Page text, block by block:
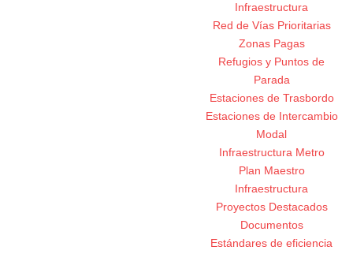
Infraestructura
Red de Vías Prioritarias
Zonas Pagas
Refugios y Puntos de
Parada
Estaciones de Trasbordo
Estaciones de Intercambio
Modal
Infraestructura Metro
Plan Maestro
Infraestructura
Proyectos Destacados
Documentos
Estándares de eficiencia